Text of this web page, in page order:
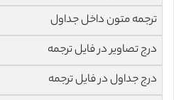
ترجمه متون داخل جداول
درج تصاویر در فایل ترجمه
درج جداول در فایل ترجمه